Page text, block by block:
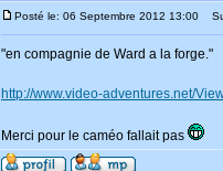
Posté le: 06 Septembre 2012 13:00
"en compagnie de Ward a la forge."
http://www.video-adventures.net/
Merci pour le caméo fallait pas